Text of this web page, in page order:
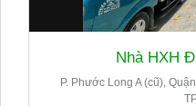
Nhà HXH
P. Phước Long A (cũ),